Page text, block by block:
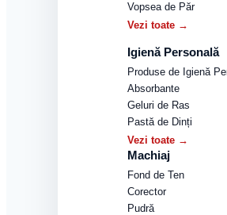
Vopsea de Păr
Vezi toate →
Igienă Personală
Produse de Igienă
Absorbante
Geluri de Ras
Pastă de Dinți
Vezi toate →
Machiaj
Fond de Ten
Corector
Pudră